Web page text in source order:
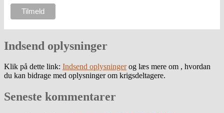
Indsend oplysninger
Klik på dette link: Indsend oplysningerog læs mere om , hvordan
du kan bidrage med oplysninger om krigsdeltagere.
Seneste kommentarer